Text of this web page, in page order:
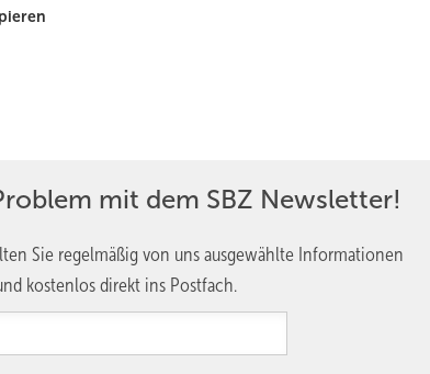
mit dem SBZ Newsletter!
Sie regelmäßig von uns ausgewählte Informationen
kostenlos direkt ins Postfach.